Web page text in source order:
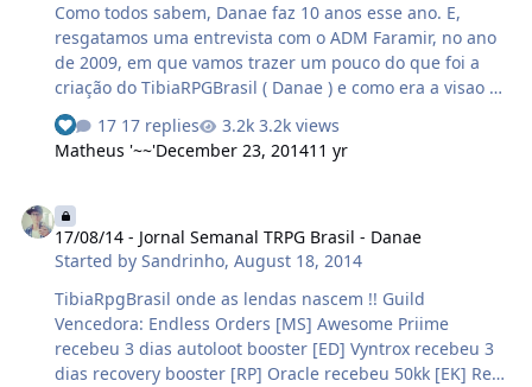
Como todos sabem, Danae faz 10 anos esse ano. E,
resgatamos uma entrevista com o ADM Faramir, no ano
de 2009, em que vamos trazer um pouco do que foi a
criação do TibiaRPGBrasil ( Danae ) e como era a visao do
administrador de um dos servidores mais antigos de
tibia ainda em existência. São 10 anos de Danae, 10
anos de TibiaRPGBrasil, e vamos ver um pouquinho
GOD. Vamos as perguntas, que em um passado não tão
distante, foram respondidas pelo Administrador
Faramir: As perguntas, foram reformuladas por mim,
para o maior entendimento de todos. Perguntas e
respostas, retiradas de entrevistas já feitas…
17 replies
3.2k views
Matheus '~~'December 23, 201411 yr
17/08/14 - Jornal Semanal TRPG Brasil - Danae
Started bySandrinho,August 18, 2014
TibiaRpgBrasil onde as lendas nascem !! Guild
Vencedora: Endless Orders [MS] Awesome Priime
recebeu 3 dias autoloot booster [ED] Vyntrox recebeu 3
dias recovery booster [RP] Oracle recebeu 50kk [EK] Rev